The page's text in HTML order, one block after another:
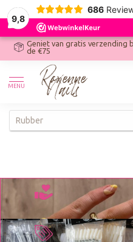
9,8
686
Geniet van gratis verzending
de €75
MENU